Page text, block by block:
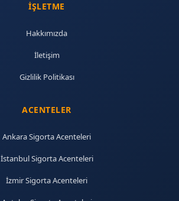
İŞLETME
Hakkımızda
İletişim
Gizlilik Politikası
ACENTELER
Ankara Sigorta Acenteleri
İstanbul Sigorta Acenteleri
İzmir Sigorta Acenteleri